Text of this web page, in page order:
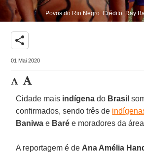
Povos do Rio Negro. Crédito: Ray
share
01 Mai 2020
Cidade mais indígena do Brasil
confirmados, sendo três de
Baniwa e Baré e moradores da
A reportagem é de Ana Amélia